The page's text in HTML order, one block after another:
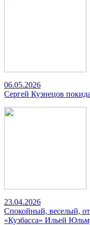
06.05.2026
Сергей Кузнецов
23.04.2026
Спокойный, веселый,
«Кузбасса» Ильей